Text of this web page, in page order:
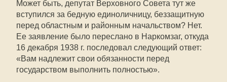
Может быть, депутат Верховного Совета тут же
вступился за бедную единоличницу, беззащитную
перед областным и районным начальством? Нет.
Ее заявление было переслано в Наркомзаг, откуда
16 декабря 1938 г. последовал следующий ответ:
«Вам надлежит свои обязанности перед
государством выполнить полностью».